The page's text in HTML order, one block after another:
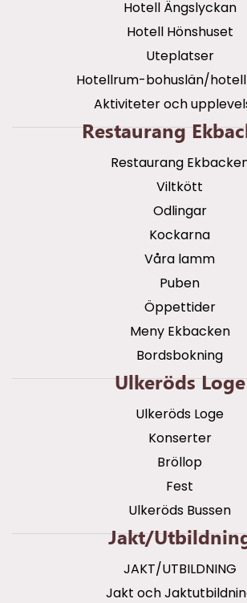
Hotell Ängslyckan
Hotell Hönshuset
Uteplatser
Hotellrum-bohuslän/
Aktiviteter och
Restaurang
Restaurang
Viltkött
Odlingar
Kockarna
Våra lamm
Puben
Öppettider
Meny Ekbacken
Bordsbokning
Ulkeröds Loge
Ulkeröds Loge
Konserter
Bröllop
Fest
Ulkeröds Bussen
Jakt/
JAKT/UTBILDNING
Jakt och